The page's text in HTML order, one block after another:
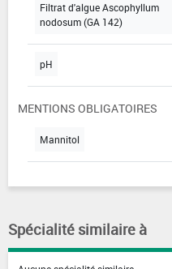
Filtrat d'algue Ascophyllum
nodosum (GA 142)
pH
MENTIONS OBLIGATOIRES
Mannitol
Spécialité similaire à